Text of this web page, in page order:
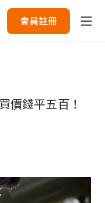
會員註冊
價錢平五百！